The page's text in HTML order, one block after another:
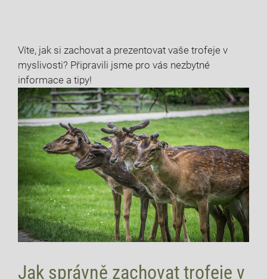
Víte, jak si zachovat a prezentovat vaše trofeje v
myslivosti? Připravili jsme pro vás nezbytné
informace a tipy!
Jak správně zachovat trofeje v